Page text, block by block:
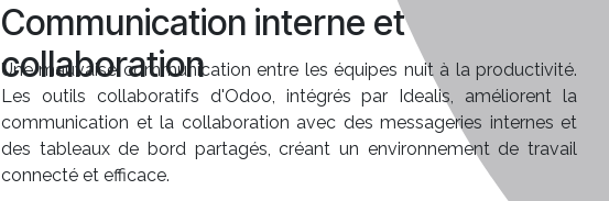
Communication interne et
collaboration
Une mauvaise communication entre les équipes nuit à la productivité.
Les outils collaboratifs d'Odoo, intégrés par Idealis, améliorent la
communication et la collaboration avec des messageries internes et
des tableaux de bord partagés, créant un environnement de travail
connecté et efficace.